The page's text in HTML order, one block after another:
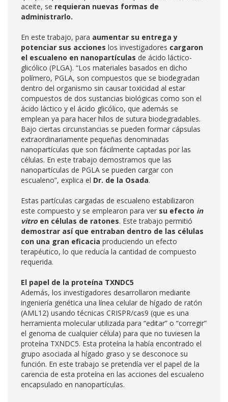
aceite, se requieran nuevas formas de
administrarlo.
En este trabajo, para aumentar su entrega y
potenciar sus acciones los investigadores cargaron
el escualeno en nanopartículas de ácido láctico-
glicólico (PLGA). “Los materiales basados en dicho
polímero, PGLA, son compuestos que se biodegradan
dentro del organismo sin causar toxicidad al estar
compuestos de dos sustancias biológicas como son el
ácido láctico y el ácido glicólico, que además se
emplean ya para hacer hilos de sutura biodegradables.
Bajo ciertas circunstancias se pueden formar cápsulas
extraordinariamente pequeñas denominadas
nanopartículas que son fácilmente captadas por las
células. En este trabajo demostramos que las
nanopartículas de PGLA se pueden cargar con
escualeno”, explica el Dr. de la Osada.
Estas partículas cargadas de escualeno estabilizaron
este compuesto y se emplearon para ver su efecto in
vitro en células de ratones. Este trabajo permitió
demostrar así que entraban dentro de las células
con una gran eficacia produciendo un efecto
terapéutico, lo que reducía la cantidad de compuesto
requerida.
El papel de la proteína TXNDC5
Además, los investigadores desarrollaron mediante
ingeniería genética una línea celular de hígado de ratón
(AML12) usando técnicas CRISPR/cas9 (que es una
herramienta molecular utilizada para “editar” o “corregir”
el genoma de cualquier célula) para que no tuviesen la
proteína TXNDC5. Esta proteína la había encontrado el
grupo asociada al hígado graso y se desconoce su
función. En este trabajo se pretendía ver el papel de la
carencia de esta proteína en las acciones del escualeno
encapsulado en nanopartículas.